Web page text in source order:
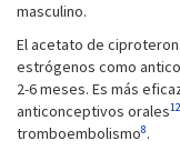
masculino.
El acetato de
estrógenos como
2-6 meses. Es más
anticonceptivos orales12
tromboembolismo8.